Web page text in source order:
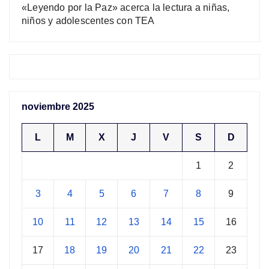
«Leyendo por la Paz» acerca la lectura a niñas,
niños y adolescentes con TEA
noviembre 2025
L M X J V S D
1 2
3 4 5 6 7 8 9
10 11 12 13 14 15 16
17 18 19 20 21 22 23